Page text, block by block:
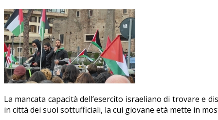
La mancata capacità dell’esercito israeliano di trovare e
in città dei suoi sottufficiali, la cui giovane età mette in